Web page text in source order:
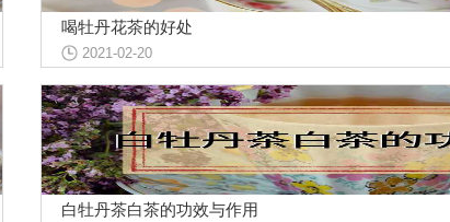
喝牡丹花茶的好处
2021-02-20
白牡丹茶白茶的功效与作用